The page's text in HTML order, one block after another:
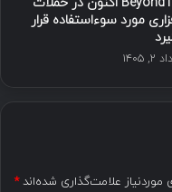
مورد سوءاستفاده قرار
۱۴۰۵
علامت‌گذاری شده‌اند*